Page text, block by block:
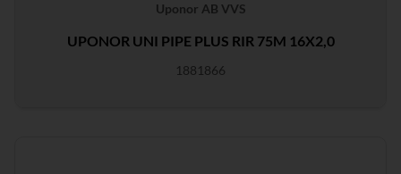
Uponor AB VVS
UPONOR UNI PIPE PLUS RIR 75M 16X2,0
1881866